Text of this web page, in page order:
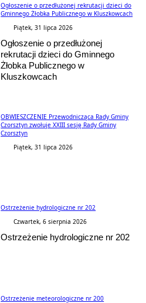
Ogłoszenie o przedłużonej rekrutacji dzieci do
Gminnego Żłobka Publicznego w Kluszkowcach
Piątek, 31 lipca 2026
Ogłoszenie o przedłużonej
rekrutacji dzieci do Gminnego
Żłobka Publicznego w
Kluszkowcach
OBWIESZCZENIE Przewodnicząca Rady Gminy
Czorsztyn zwołuje XXIII sesję Rady Gminy
Czorsztyn
Piątek, 31 lipca 2026
Ostrzeżenie hydrologiczne nr 202
Czwartek, 6 sierpnia 2026
Ostrzeżenie hydrologiczne nr 202
Ostrzeżenie meteorologiczne nr 200